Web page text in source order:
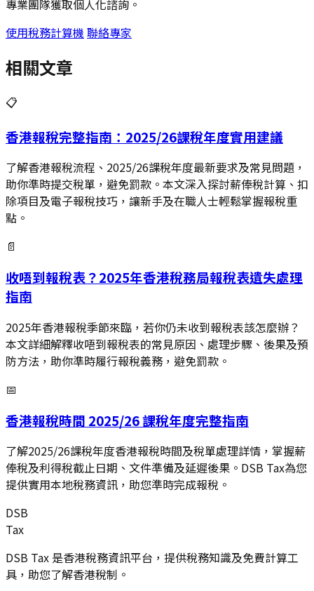
專業團隊獲取個人化諮詢。
使用稅務計算機 聯絡專家
相關文章
📋
香港報稅完整指南：2025/26課稅年度實用建議
了解香港報稅流程、2025/26課稅年度最新要求及常見問題，
助你準時提交稅單，避免罰款。本文深入探討薪俸稅計算、扣
除項目及電子報稅技巧，讓新手及在職人士輕鬆掌握報稅重
點。
📄
收唔到報稅表？2025年香港稅務局報稅表遺失處理
指南
2025年香港報稅季節來臨，若你仍未收到報稅表該怎麼辦？
本文詳細解釋收唔到報稅表的常見原因、處理步驟、後果及預
防方法，助你準時履行報稅義務，避免罰款。
📅
香港報稅時間 2025/26 課稅年度完整指南
了解2025/26課稅年度香港報稅時間及稅單處理詳情，掌握薪
俸稅及利得稅截止日期、文件準備及延遲後果。DSB Tax為您
提供實用本地稅務資訊，助您準時完成報稅。
DSB
Tax
DSB Tax 是香港稅務資訊平台，提供稅務知識及免費計算工
具，助您了解香港稅制。